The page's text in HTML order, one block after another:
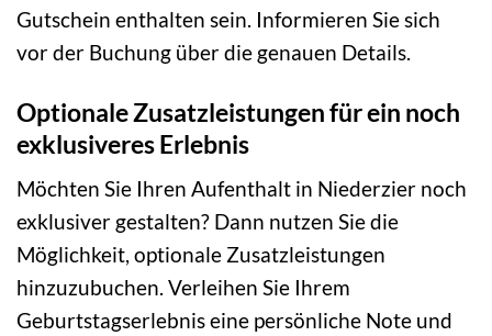
Gutschein enthalten sein. Informieren Sie sich
vor der Buchung über die genauen Details.
Optionale Zusatzleistungen für ein noch
exklusiveres Erlebnis
Möchten Sie Ihren Aufenthalt in Niederzier noch
exklusiver gestalten? Dann nutzen Sie die
Möglichkeit, optionale Zusatzleistungen
hinzuzubuchen. Verleihen Sie Ihrem
Geburtstagserlebnis eine persönliche Note und